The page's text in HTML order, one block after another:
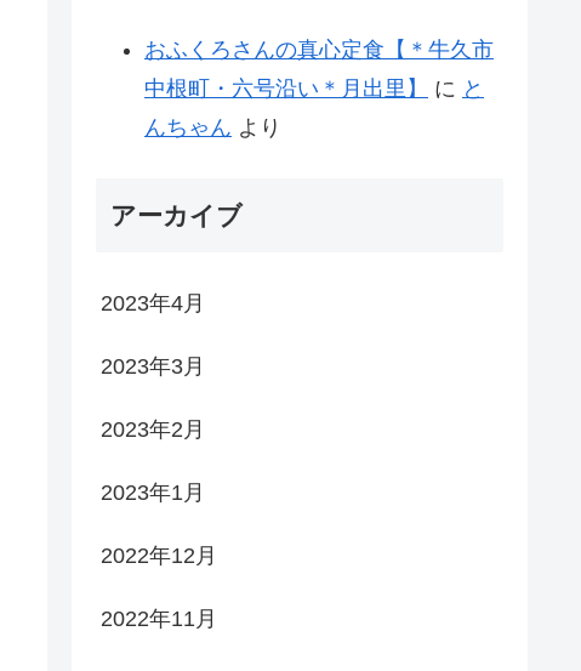
おふくろさんの真心定食【＊牛久市
中根町・六号沿い＊月出里】
に と
んちゃん より
アーカイブ
2023年4月
2023年3月
2023年2月
2023年1月
2022年12月
2022年11月